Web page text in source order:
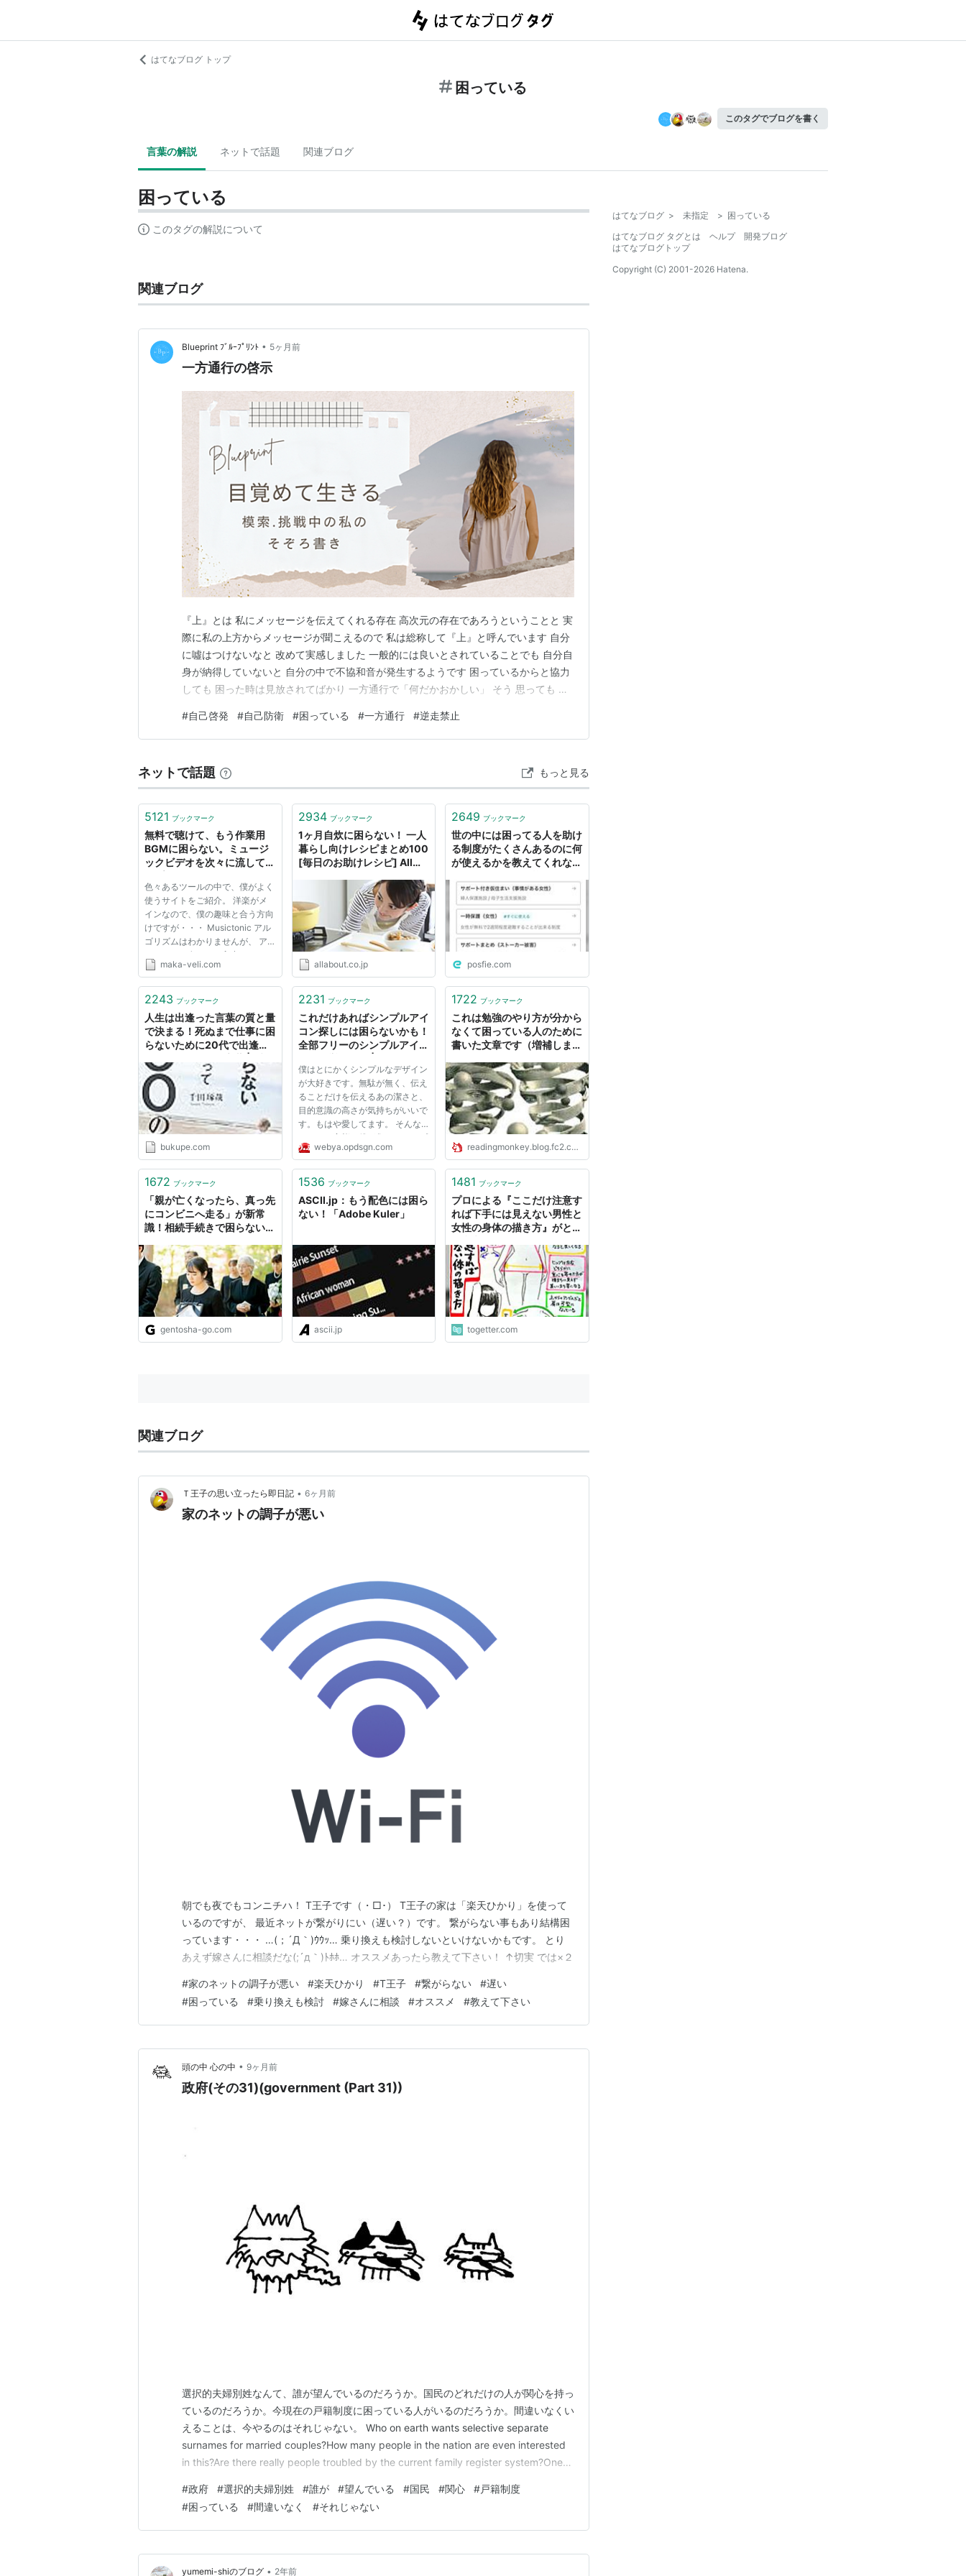
はてなブログ トップ
困っている
このタグでブログを書く
言葉の解説 ネットで話題 関連ブログ
困っている
このタグの解説について
関連ブログ
Blueprint ﾌﾞﾙｰﾌﾟﾘﾝﾄ • 5ヶ月前
一方通行の啓示
『上』とは 私にメッセージを伝えてくれる存在 高次元の存在であろうということと 実
際に私の上方からメッセージが聞こえるので 私は総称して『上』と呼んでいます 自分
に噓はつけないなと 改めて実感しました 一般的には良いとされていることでも 自分自
身が納得していないと 自分の中で不協和音が発生するようです 困っているからと協力
しても 困った時は見放されてばかり 一方通行で「何だかおかしい」 そう 思っても や
「困っているから助ける」 当たり前のことだし いいか悪いかでいえば きっといいこと
に入ると思う だから 私…
#自己啓発 #自己防衛 #困っている #一方通行 #逆走禁止
ネットで話題 もっと見る
5121 ブックマーク
無料で聴けて、もう作業用
BGMに困らない。ミュージ
ックビデオを次々に流してル
ススメサイト / Maka-Veli
.com
色々あるツールの中で、僕がよく
使うサイトをご紹介。 洋楽がメ
インなので、僕の趣味と合う方向
けですが・・・ Musictonic アル
ゴリズムはわかりませんが、 ア
ーティスト名などを入力すると、
ミュージックビデオをひたすら流
で、シェアボタンもあるので シ
で...
maka-veli.com
2934 ブックマーク
1ヶ月自炊に困らない！ 一人
暮らし向けレシピまとめ100
[毎日のお助けレシピ] All
allabout.co.jp
2649 ブックマーク
世の中には困ってる人を助け
る制度がたくさんあるのに何
が使えるかを教えてくれない
が、そんな世界をなんとかし
ようとしてる人たちがいて、
そのためのWebページがこ
の前リリースされたってこと
を僕はフォロワーさんに知っ
ておいて欲しいと思ったんよ
posfie.com
2243 ブックマーク
人生は出逢った言葉の質と量
で決まる！死ぬまで仕事に困
らないために20代で出逢っ
ペ
bukupe.com
2231 ブックマーク
これだけあればシンプルアイ
コン探しには困らないかも！
全部フリーのシンプルアイコ
ーのうぇぶ屋
僕はとにかくシンプルなデザイン
が大好きです。無駄が無く、伝え
ることだけを伝えるあの潔さと、
目的意識の高さが気持ちがいいで
す。もはや愛してます。 そんな
ミニマル変態な僕が集めたシンプ
ルアイコン集。Evernoteのノート
っかくだからここで全部ご紹介出
webya.opdsgn.com
1722 ブックマーク
これは勉強のやり方が分から
なくて困っている人のために
書いた文章です（増補しまし
readingmonkey.blog.fc2.com
1672 ブックマーク
「親が亡くなったら、真っ先
にコンビニへ走る」が新常
識！相続手続きで困らないた
こと【税理士が解説】 | ゴー
ルドオンライン
gentosha-go.com
1536 ブックマーク
ASCII.jp：もう配色には困ら
ない！「Adobe Kuler」
ascii.jp
1481 ブックマーク
プロによる『ここだけ注意す
れば下手には見えない男性と
女性の身体の描き方』がとて
見たい」
togetter.com
関連ブログ
Ｔ王子の思い立ったら即日記 • 6ヶ月前
家のネットの調子が悪い
朝でも夜でもコンニチハ！ T王子です（・□･） T王子の家は「楽天ひかり」を使って
いるのですが、 最近ネットが繋がりにい（遅い？）です。 繋がらない事もあり結構困
っています・・・ …(；´Д｀)ｳｳｯ… 乗り換えも検討しないといけないかもです。 とり
あえず嫁さんに相談だな(;´д｀)ﾄﾎﾎ… オススメあったら教えて下さい！ ↑切実 では×２
#家のネットの調子が悪い #楽天ひかり #T王子 #繋がらない #遅い
#困っている #乗り換えも検討 #嫁さんに相談 #オススメ #教えて下さい
頭の中 心の中 • 9ヶ月前
政府(その31)(government (Part 31))
選択的夫婦別姓なんて、誰が望んでいるのだろうか。国民のどれだけの人が関心を持っ
ているのだろうか。今現在の戸籍制度に困っている人がいるのだろうか。間違いなくい
えることは、今やるのはそれじゃない。 Who on earth wants selective separate
surnames for married couples?How many people in the nation are even interested
in this?Are there really people troubled by the current family register system?One
#政府 #選択的夫婦別姓 #誰が #望んでいる #国民 #関心 #戸籍制度
#困っている #間違いなく #それじゃない
yumemi-shiのブログ • 2年前
はてなブログ > 未指定 > 困っている
はてなブログ タグとは
ヘルプ
開発ブログ
はてなブログトップ
Copyright (C) 2001-2026 Hatena.